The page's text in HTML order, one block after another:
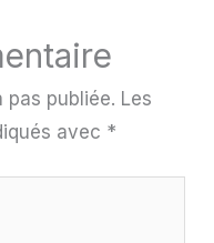
pas publiée. Les
avec *